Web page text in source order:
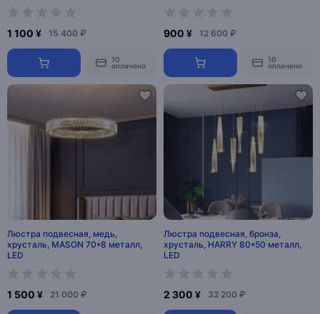
1 100 ¥ 15 400 ₽
10
оплачено
900 ¥ 12 600 ₽
10
оплачено
Люстра подвесная, медь,
хрусталь, MASON 70*8 металл,
LED
1 500 ¥ 21 000 ₽
Люстра подвесная, бронза,
хрусталь, HARRY 80*50 металл,
LED
2 300 ¥ 32 200 ₽